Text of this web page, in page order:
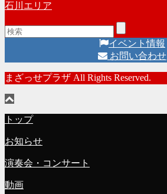
石川エリア
イベント情報
お問い合わせ
まざっせプラザ All Rights Reserved.
トップ
お知らせ
演奏会・コンサート
動画